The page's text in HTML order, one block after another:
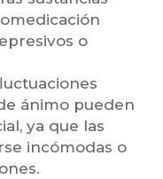
o
ánimo pueden
ya que las
incómodas o